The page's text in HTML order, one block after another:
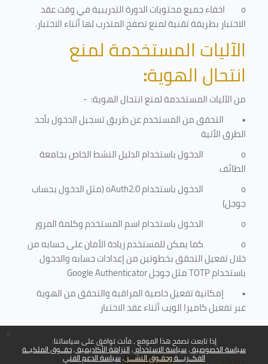
إذا تابعت تصفح هذا الموقع ، فأنت توافق على سياساتنا:
سياسة الخصوصية سياسة الاستخدام النزاهة الأكاديمية حقــوق الملكيــة
الفكــريـــة وحقـوق النشـــر سياسة الدعم الفني
o
اخفاء جميع محتويات الدورة التدريبية في وقت عقد
الاختبار بطريقة تقنية لمنع تصفح المتدرب لها أثناء الاختبار.
الآليات المستخدمة لمنع
انتحال الهوية:
من الآليات المستخدمة لمنعانتحال الهوية: -
• التحقق من المستخدم عن طريق تسجيل الدخول بأحد
الطرق الأتية
o
الدخول باستخدام الدليل النشط الخاص بجامعة
الطائف
o
الدخول باستخدامoAuth2.0(مثل الدخول بحساب
جوجل)
o
الدخول باستخدام اسم المستخدم وكلمة المرور
o
كما يمكن للمستخدم زيادة الأمان على حسابه من
خلال تفعيل التحقق بخطوتين من إعدادات حسابه والدخول
باستخدامTOTPمثل جوجلGoogle Authenticator
• إمكانية تفعيل خاصية المراقبة والتحقق من الهوية
عبر تفعيل كاميرا الويب أثناء عقد الاختبار